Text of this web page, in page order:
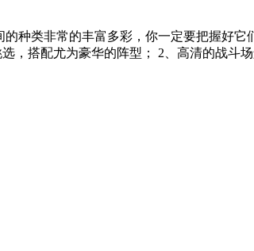
种类非常的丰富多彩，你一定要把握好
，搭配尤为豪华的阵型； 2、高清的战斗